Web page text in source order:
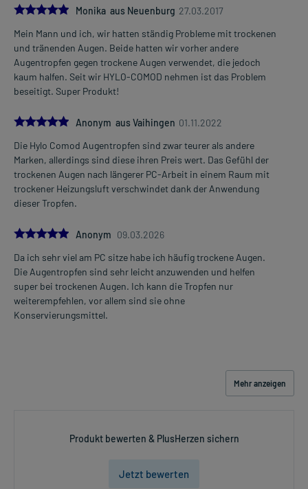
5.0
Monika aus Neuenburg 27.03.2017
Mein Mann und ich, wir hatten ständig Probleme mit trockenen
und tränenden Augen. Beide hatten wir vorher andere
Augentropfen gegen trockene Augen verwendet, die jedoch
kaum halfen. Seit wir HYLO-COMOD nehmen ist das Problem
beseitigt. Super Produkt!
5.0Anonym aus Vaihingen 01.11.2022
Die Hylo Comod Augentropfen sind zwar teurer als andere
Marken, allerdings sind diese ihren Preis wert. Das Gefühl der
trockenen Augen nach längerer PC-Arbeit in einem Raum mit
trockener Heizungsluft verschwindet dank der Anwendung
dieser Tropfen.
5.0Anonym 09.03.2026
Da ich sehr viel am PC sitze habe ich häufig trockene Augen.
Die Augentropfen sind sehr leicht anzuwenden und helfen
super bei trockenen Augen. Ich kann die Tropfen nur
weiterempfehlen, vor allem sind sie ohne
Konservierungsmittel.
Mehr anzeigen
Produkt bewerten & PlusHerzen sichern
Jetzt bewerten